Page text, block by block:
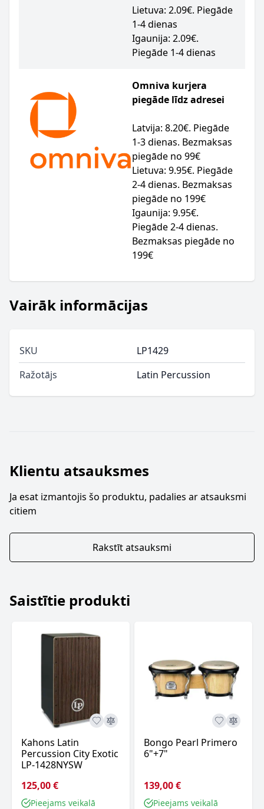
Lietuva: 2.09€. Piegāde
1-4 dienas
Igaunija: 2.09€.
Piegāde 1-4 dienas
Omniva kurjera
piegāde līdz adresei
Latvija: 8.20€. Piegāde
1-3 dienas. Bezmaksas
piegāde no 99€
Lietuva: 9.95€. Piegāde
2-4 dienas. Bezmaksas
piegāde no 199€
Igaunija: 9.95€.
Piegāde 2-4 dienas.
Bezmaksas piegāde no
199€
Vairāk informācijas
SKU
LP1429
Ražotājs
Latin Percussion
Klientu atsauksmes
Ja esat izmantojis šo produktu, padalies ar atsauksmi
citiem
Rakstīt atsauksmi
Saistītie produkti
Kahons Latin
Percussion City Exotic
LP-1428NYSW
125,00 €
Pieejams veikalā
Bongo Pearl Primero
6"+7"
139,00 €
Pieejams veikalā